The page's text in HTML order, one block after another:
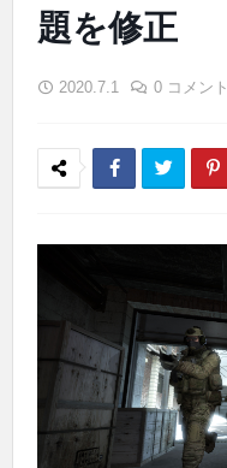
題を修正
2020.7.1 0 コメント